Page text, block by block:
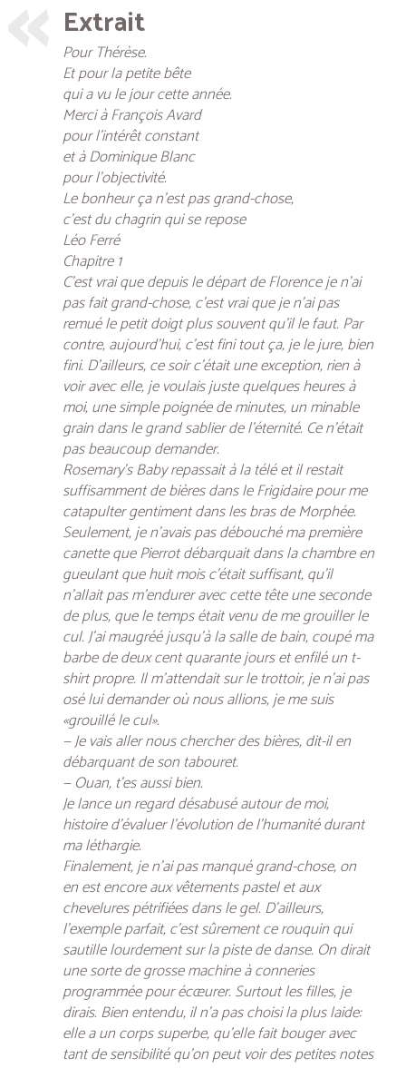
Extrait
Pour Thérèse.
Et pour la petite bête
qui a vu le jour cette année.
Merci à François Avard
pour l’intérêt constant
et à Dominique Blanc
pour l’objectivité.
Le bonheur ça n’est pas grand-chose,
c’est du chagrin qui se repose
Léo Ferré
Chapitre 1
C’est vrai que depuis le départ de Florence je n’ai
pas fait grand-chose, c’est vrai que je n’ai pas
remué le petit doigt plus souvent qu’il le faut. Par
contre, aujourd’hui, c’est fini tout ça, je le jure, bien
fini. D’ailleurs, ce soir c’était une exception, rien à
voir avec elle, je voulais juste quelques heures à
moi, une simple poignée de minutes, un minable
grain dans le grand sablier de l’éternité. Ce n’était
pas beaucoup demander.
Rosemary’s Baby repassait à la télé et il restait
suffisamment de bières dans le Frigidaire pour me
catapulter gentiment dans les bras de Morphée.
Seulement, je n’avais pas débouché ma première
canette que Pierrot débarquait dans la chambre en
gueulant que huit mois c’était suffisant, qu’il
n’allait pas m’endurer avec cette tête une seconde
de plus, que le temps était venu de me grouiller le
cul. J’ai maugréé jusqu’à la salle de bain, coupé ma
barbe de deux cent quarante jours et enfilé un t-
shirt propre. Il m’attendait sur le trottoir, je n’ai pas
osé lui demander où nous allions, je me suis
«grouillé le cul».
— Je vais aller nous chercher des bières, dit-il en
débarquant de son tabouret.
— Ouan, t’es aussi bien.
Je lance un regard désabusé autour de moi,
histoire d’évaluer l’évolution de l’humanité durant
ma léthargie.
Finalement, je n’ai pas manqué grand-chose, on
en est encore aux vêtements pastel et aux
chevelures pétrifiées dans le gel. D’ailleurs,
l’exemple parfait, c’est sûrement ce rouquin qui
sautille lourdement sur la piste de danse. On dirait
une sorte de grosse machine à conneries
programmée pour écœurer. Surtout les filles, je
dirais. Bien entendu, il n’a pas choisi la plus laide:
elle a un corps superbe, qu’elle fait bouger avec
tant de sensibilité qu’on peut voir des petites notes